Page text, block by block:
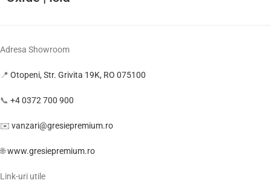
Adresa Showroom
📍 Otopeni, Str. Grivita 19K, RO 075100
📞 +4 0372 700 900
✉️ vanzari@gresiepremium.ro
🌐www.gresiepremium.ro
Link-uri utile